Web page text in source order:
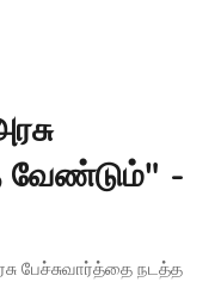
வேண்டும்" -
பேச்சுவார்த்தை நடத்த